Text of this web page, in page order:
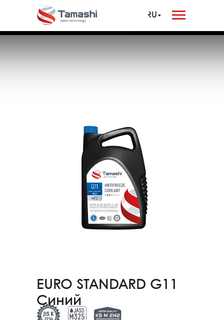
транспорта
RU
транспорта
Антифризы
EURO STANDARD G11
Cиний